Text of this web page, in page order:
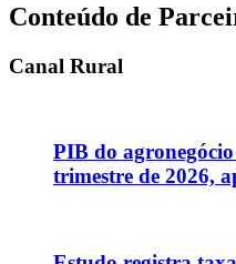
Conteúdo de
Canal Rural
PIB do
trimestre de 2026,